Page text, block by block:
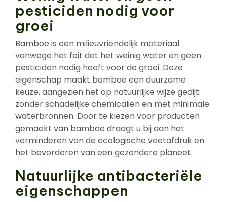
pesticiden nodig voor
groei
Bamboe is een milieuvriendelijk materiaal
vanwege het feit dat het weinig water en geen
pesticiden nodig heeft voor de groei. Deze
eigenschap maakt bamboe een duurzame
keuze, aangezien het op natuurlijke wijze gedijt
zonder schadelijke chemicaliën en met minimale
waterbronnen. Door te kiezen voor producten
gemaakt van bamboe draagt u bij aan het
verminderen van de ecologische voetafdruk en
het bevorderen van een gezondere planeet.
Natuurlijke antibacteriële
eigenschappen